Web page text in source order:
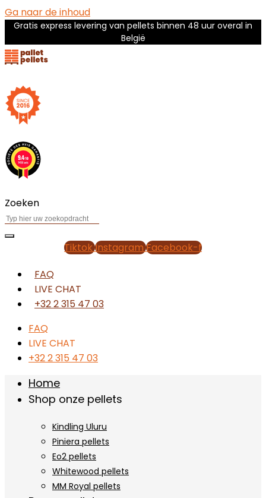
Ga naar de inhoud
Gratis express levering van pellets binnen 48 uur overal in
België
Zoeken
Tiktok Instagram Facebook-f
FAQ
LIVE CHAT
+32 2 315 47 03
FAQ
LIVE CHAT
+32 2 315 47 03
Home
Shop onze pellets
Kindling Uluru
Piniera pellets
Eo2 pellets
Whitewood pellets
MM Royal pellets